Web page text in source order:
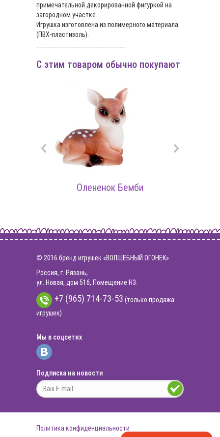
примечательной декорированной фигуркой на
загородном участке.
Игрушка изготовлена из полимерного материала
(ПВХ-пластизоль).
С этим товаром обычно покупают
Олененок Бемби
© 2016 бренд игрушек «ВОЛШЕБНЫЙ ОГОНЕК»
Россия, г. Рязань,
ул. Новая, дом 51б, Помещение Н3.
+7 (965) 714-73-53 (только продажа
игрушек)
Мы в соцсетях
Подписка на новости
Политика конфиденциальности